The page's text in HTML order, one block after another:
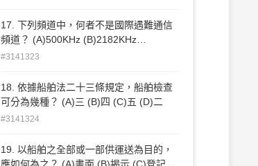
17. 下列頻道中，何者不是國際遇難通信
頻道？ (A)500KHz (B)2182KHz
#3141323
18. 依據船舶法二十三條規定，船舶檢查
可分為幾種？ (A)三 (B)四 (C)五 (D)二
#3141324
19. 以船舶之全部或一部供運送為目的，